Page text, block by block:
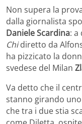
Non supera la
dalla giornalista
Daniele Scardina: a
Chidiretto da
ha pizzicato la
svedese del Milan
Va detto che il
stanno girando
che tra i due stia